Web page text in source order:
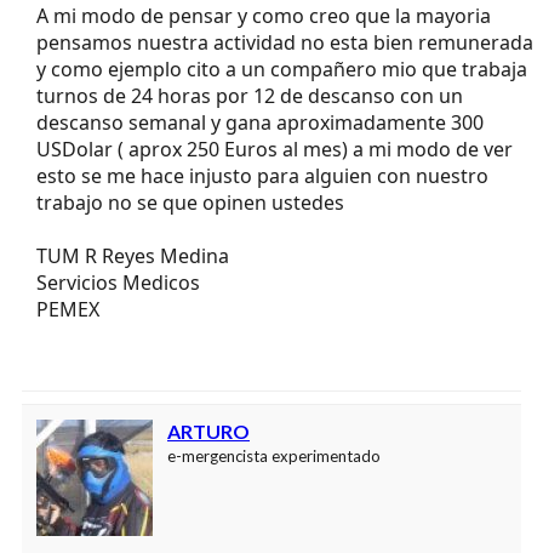
A mi modo de pensar y como creo que la mayoria
pensamos nuestra actividad no esta bien remunerada
y como ejemplo cito a un compañero mio que trabaja
turnos de 24 horas por 12 de descanso con un
descanso semanal y gana aproximadamente 300
USDolar ( aprox 250 Euros al mes) a mi modo de ver
esto se me hace injusto para alguien con nuestro
trabajo no se que opinen ustedes
TUM R Reyes Medina
Servicios Medicos
PEMEX
ARTURO
e-mergencista experimentado